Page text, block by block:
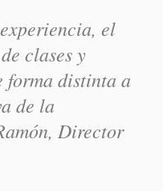
el
clases y
forma distinta a
de la
Director